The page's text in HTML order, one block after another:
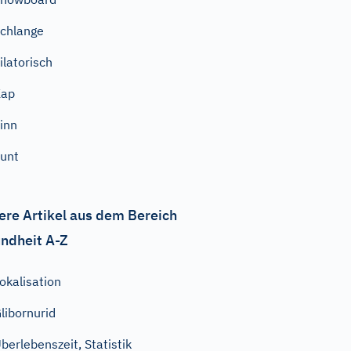
Artikel aus dem Bereich
A-Z
Statistik